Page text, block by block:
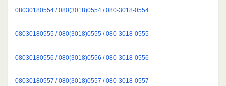
08030180554 / 080(3018)0554 / 080-3018-0554
08030180555 / 080(3018)0555 / 080-3018-0555
08030180556 / 080(3018)0556 / 080-3018-0556
08030180557 / 080(3018)0557 / 080-3018-0557